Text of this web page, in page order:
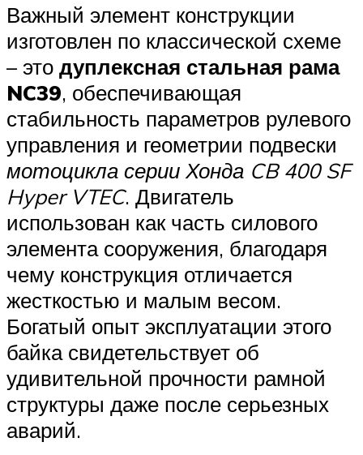
Важный элемент конструкции
изготовлен по классической схеме
– это дуплексная стальная рама
NC39, обеспечивающая
стабильность параметров рулевого
управления и геометрии подвески
мотоцикла серии Хонда CB 400 SF
Hyper VTEC. Двигатель
использован как часть силового
элемента сооружения, благодаря
чему конструкция отличается
жесткостью и малым весом.
Богатый опыт эксплуатации этого
байка свидетельствует об
удивительной прочности рамной
структуры даже после серьезных
аварий.